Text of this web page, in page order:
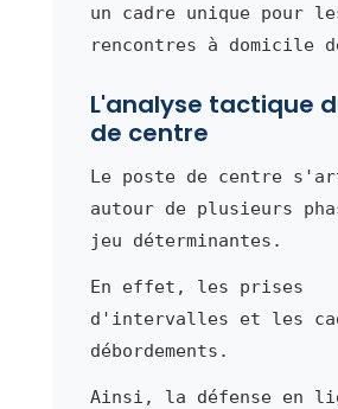
un cadre unique pour
rencontres à domicile
L'analyse tactique
de centre
Le poste de centre
autour de plusieurs
jeu déterminantes.
En effet, les prises
d'intervalles et les
débordements.
Ainsi, la défense en